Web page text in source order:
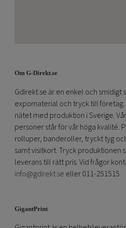
Om G-Direkt.se
Gdirekt.se är en enkel och smidigt
expomaterial och tryck till
nätet med produktion i Sverige.
personer står för vår höga kvalité.
rolluper, banderoller, tryckt tyg
samt visitkort. Tryck produktionen
leverans till rätt pris. Vid frågor
info@gdirekt.se eller 011-251515
GigantPrint